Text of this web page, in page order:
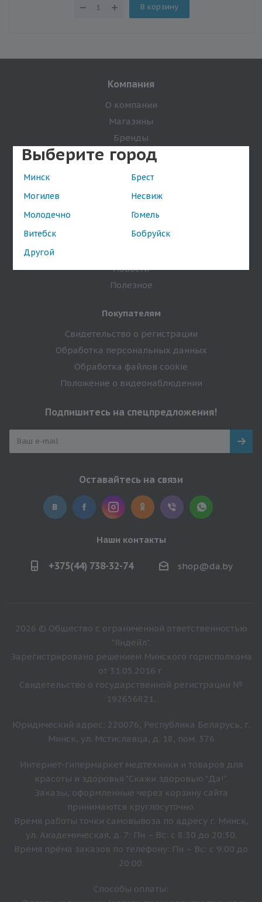
Выберите город
Минск
Брест
Могилев
Несвиж
Молодечно
Гомель
Витебск
Бобруйск
Другой
В корзину
Компания
О компании
Магазины
Бренды
Оптовым покупателям
Информация
Условия оплаты
Условия доставки
Условия возврата товара
Новости
Полезное
Покупателям
Свидетельство о регистрации
Обработка персональных данных
Обработка файлов cookie
Положение о видеонаблюдении
Подпишитесь на спецпредложения!
Оставайтесь на связи
Наши контакты
+375(44) 738-32-74 shop@da.by
2026 © Общество с ограниченной ответственностью
"Яндейл".
Зарегистрировано решением Минского горисполкома
от 31.05.2016 г.
Свидетельство о государственной регистрации №
192656821.
Юридический адрес: 220076, Республика Беларусь, г.
Минск, ул. Мстиславца, д. 18, пом. 376
Интернет-гипермаркет медтехники и товаров для
красоты и здоровья "Скажи здоровью "Да!".
Заказы, оформленные через корзину сайта
принимаются круглосуточно.
Время работы точки самовывоза по адресу г. Минск,
ул. Академическая, д. 7: Пн – Вс: с 8:30 до 20:30.
Время прёма заказов по телефону: Пн – Вс: с 9:00 до
20:00.
Способы оплаты: